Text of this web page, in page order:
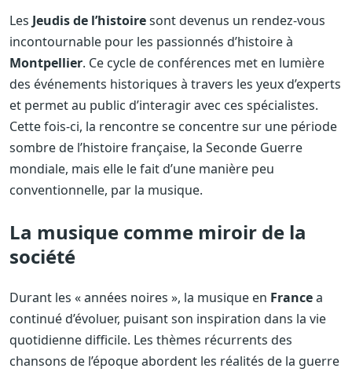
Les Jeudis de l’histoiresont devenus un rendez-vous
incontournable pour les passionnés d’histoire à
Montpellier. Ce cycle de conférences met en lumière
des événements historiques à travers les yeux d’experts
et permet au public d’interagir avec ces spécialistes.
Cette fois-ci, la rencontre se concentre sur une période
sombre de l’histoire française, la Seconde Guerre
mondiale, mais elle le fait d’une manière peu
conventionnelle, par la musique.
La musique comme miroir de la
société
Durant les « années noires », la musique en Francea
continué d’évoluer, puisant son inspiration dans la vie
quotidienne difficile. Les thèmes récurrents des
chansons de l’époque abordent les réalités de la guerre